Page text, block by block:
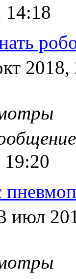
14:18
2018,
19:20
июл